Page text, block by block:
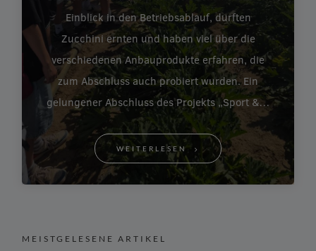
Einblick in den Betriebsablauf, durften
Zucchini ernten und haben viel über die
verschiedenen Anbauprodukte erfahren, die
zum Abschluss auch probiert wurden. Ein
gelungener Abschluss des Projekts „Sport &…
WEITERLESEN
MEISTGELESENE ARTIKEL